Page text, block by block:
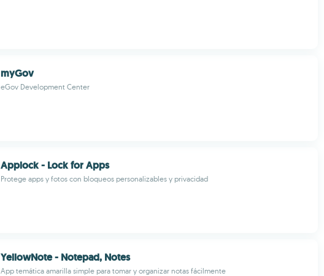
myGov
eGov Development Center
Applock - Lock for Apps
Protege apps y fotos con bloqueos personalizables y privacidad
YellowNote - Notepad, Notes
App temática amarilla simple para tomar y organizar notas fácilmente